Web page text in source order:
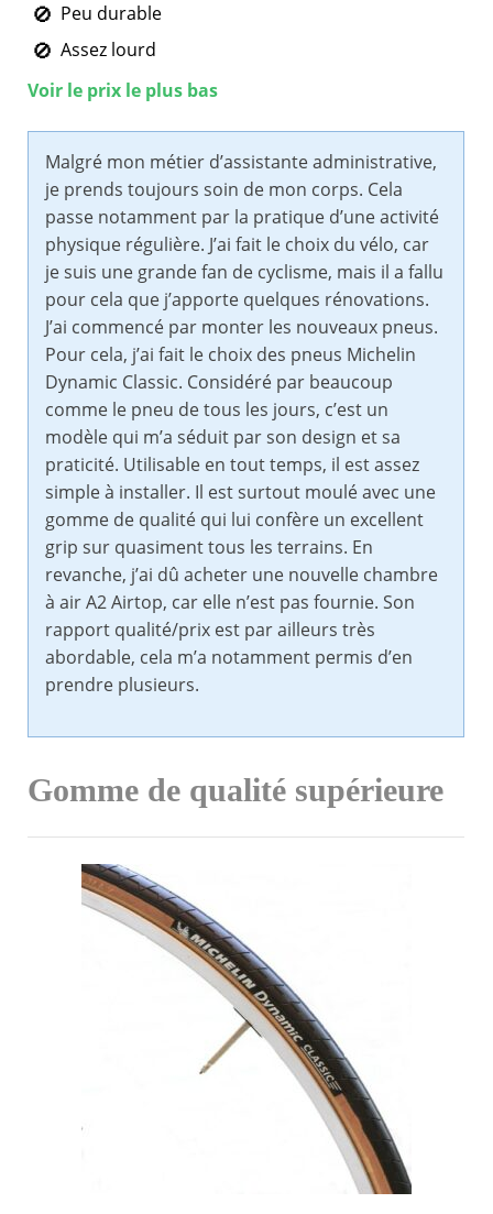
Peu durable
Assez lourd
Voir le prix le plus bas
Malgré mon métier d’assistante administrative,
je prends toujours soin de mon corps. Cela
passe notamment par la pratique d’une activité
physique régulière. J’ai fait le choix du vélo, car
je suis une grande fan de cyclisme, mais il a fallu
pour cela que j’apporte quelques rénovations.
J’ai commencé par monter les nouveaux pneus.
Pour cela, j’ai fait le choix des pneus Michelin
Dynamic Classic. Considéré par beaucoup
comme le pneu de tous les jours, c’est un
modèle qui m’a séduit par son design et sa
praticité. Utilisable en tout temps, il est assez
simple à installer. Il est surtout moulé avec une
gomme de qualité qui lui confère un excellent
grip sur quasiment tous les terrains. En
revanche, j’ai dû acheter une nouvelle chambre
à air A2 Airtop, car elle n’est pas fournie. Son
rapport qualité/prix est par ailleurs très
abordable, cela m’a notamment permis d’en
prendre plusieurs.
Gomme de qualité supérieure